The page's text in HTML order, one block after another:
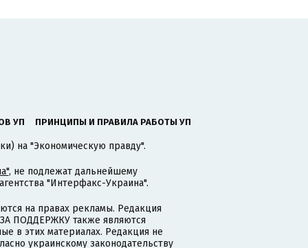
УП ПРИНЦИПЫ И ПРАВИЛА РАБОТЫ УП
на "Экономическую правду".
, не подлежат дальнейшему
"Интерфакс-Украина".
на правах рекламы. Редакция
ПОДДЕРЖКУ также являются
в этих материалах. Редакция не
украинскому законодательству